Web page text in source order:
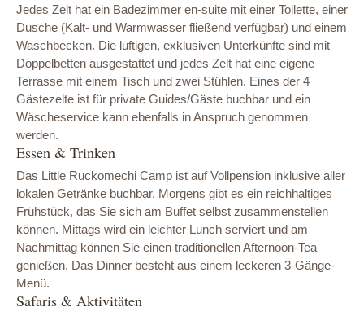
Jedes Zelt hat ein Badezimmer en-suite mit einer Toilette, einer
Dusche (Kalt- und Warmwasser fließend verfügbar) und einem
Waschbecken. Die luftigen, exklusiven Unterkünfte sind mit
Doppelbetten ausgestattet und jedes Zelt hat eine eigene
Terrasse mit einem Tisch und zwei Stühlen. Eines der 4
Gästezelte ist für private Guides/Gäste buchbar und ein
Wäscheservice kann ebenfalls in Anspruch genommen
werden.
Essen & Trinken
Das Little Ruckomechi Camp ist auf Vollpension inklusive aller
lokalen Getränke buchbar. Morgens gibt es ein reichhaltiges
Frühstück, das Sie sich am Buffet selbst zusammenstellen
können. Mittags wird ein leichter Lunch serviert und am
Nachmittag können Sie einen traditionellen Afternoon-Tea
genießen. Das Dinner besteht aus einem leckeren 3-Gänge-
Menü.
Safaris & Aktivitäten